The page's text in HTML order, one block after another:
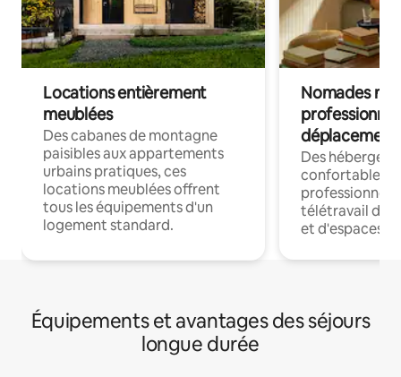
Locations entièrement
meublées
Des cabanes de montagne
paisibles aux appartements
urbains pratiques, ces
locations meublées offrent
tous les équipements d'un
logement standard.
Nomades
déplacement
Des
confortables
professionnels
télétravail
et d'espaces
Équipements et avantages des séjours
longue durée